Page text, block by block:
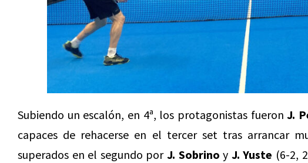
Subiendo un escalón, en 4ª, los protagonistas fueronJ.
capaces de rehacerse en el tercer set tras arrancar
superados en el segundo por J. Sobrino y J. Yuste (6-2,